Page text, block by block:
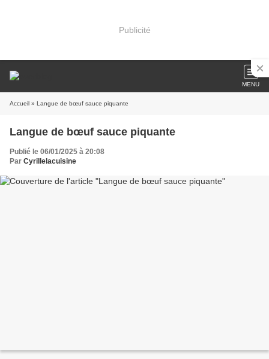
Publicité
MENU
Accueil » Langue de bœuf sauce piquante
Langue de bœuf sauce piquante
Publié le 06/01/2025 à 20:08
Par Cyrillelacuisine